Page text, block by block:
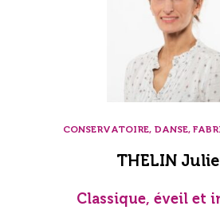
CONSERVATOIRE, DANSE,
THELIN
Classique, éveil et